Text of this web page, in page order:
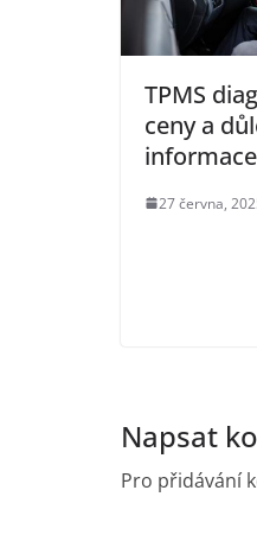
TPMS
ceny a
informace
27 června,
Napsat
Pro přidávání